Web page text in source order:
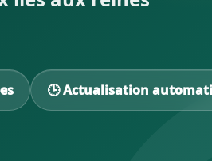
🕒 Actualisation